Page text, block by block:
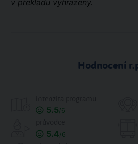
v překladu vyhrazeny.
Hodnocení
5.5/6
5.4/6